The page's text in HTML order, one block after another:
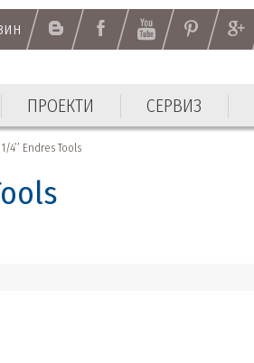
ПРОЕКТИ СЕРВИЗ
Endres Tools